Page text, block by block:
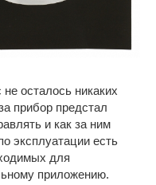
осталось никаких
прибор предстал
и как за ним
эксплуатации есть
для
приложению.